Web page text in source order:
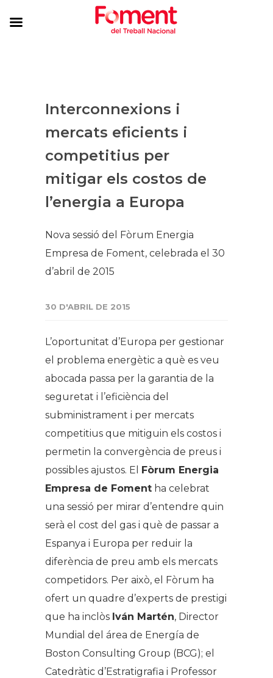
Interconnexions i
mercats eficients i
competitius per
mitigar els costos de
l’energia a Europa
Nova sessió del Fòrum Energia
Empresa de Foment, celebrada el 30
d’abril de 2015
30 D'ABRIL DE 2015
L’oportunitat d’Europa per gestionar
el problema energètic a què es veu
abocada passa per la garantia de la
seguretat i l’eficiència del
subministrament i per mercats
competitius que mitiguin els costos i
permetin la convergència de preus i
possibles ajustos. El Fòrum Energia
Empresa de Foment ha celebrat
una sessió per mirar d’entendre quin
serà el cost del gas i què de passar a
Espanya i Europa per reduir la
diferència de preu amb els mercats
competidors. Per això, el Fòrum ha
ofert un quadre d’experts de prestigi
que ha inclòs Iván Martén, Director
Mundial del área de Energía de
Boston Consulting Group (BCG); el
Catedràtic d’Estratigrafia i Professor